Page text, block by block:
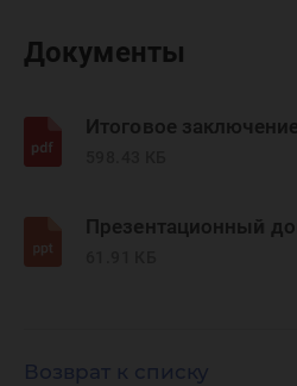
Документы
Итоговое
Презентационный
Возврат к списку